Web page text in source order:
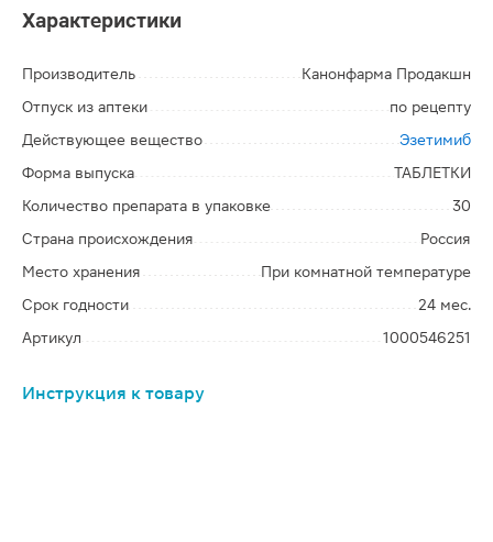
Характеристики
Производитель
Канонфарма Продакшн
Отпуск из аптеки
по рецепту
Действующее вещество
Эзетимиб
Форма выпуска
ТАБЛЕТКИ
Количество препарата в упаковке
30
Страна происхождения
Россия
Место хранения
При комнатной температуре
Срок годности
24 мес.
Артикул
1000546251
Инструкция к товару